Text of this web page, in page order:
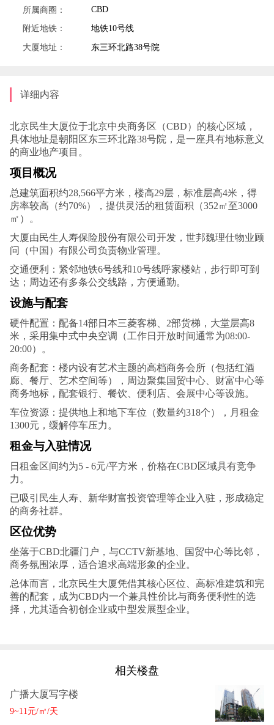
所属商圈：
CBD
附近地铁：
地铁10号线
大厦地址：
东三环北路38号院
详细内容
北京民生大厦位于北京中央商务区（CBD）的核心区域，
具体地址是朝阳区东三环北路38号院，是一座具有地标意义
的商业地产项目。‌
项目概况
总建筑面积约28,566平方米，楼高29层，标准层高4米，得
房率较高（约70%），提供灵活的租赁面积（352㎡至3000
㎡）。‌
大厦由民生人寿保险股份有限公司开发，世邦魏理仕物业顾
问（中国）有限公司负责物业管理。‌
交通便利：紧邻地铁6号线和10号线呼家楼站，步行即可到
达；周边还有多条公交线路，方便通勤。‌
设施与配套‌
硬件配置‌：配备14部日本三菱客梯、2部货梯，大堂层高8
米，采用集中式中央空调（工作日开放时间通常为08:00-
20:00）。‌
商务配套‌：楼内设有艺术主题的高档商务会所（包括红酒
廊、餐厅、艺术空间等），周边聚集国贸中心、财富中心等
商务地标，配套银行、餐饮、便利店、会展中心等设施。‌
车位资源‌：提供地上和地下车位（数量约318个），月租金
1300元，缓解停车压力。‌
租金与入驻情况
日租金区间约为5 - 6元/平方米，价格在CBD区域具有竞争
力。‌‌
已吸引民生人寿、新华财富投资管理等企业入驻，形成稳定
的商务社群。‌
区位优势‌
坐落于CBD北疆门户，与CCTV新基地、国贸中心等比邻，
商务氛围浓厚，适合追求高端形象的企业。‌
总体而言，北京民生大厦凭借其核心区位、高标准建筑和完
善的配套，成为CBD内一个兼具性价比与商务便利性的选
择，尤其适合初创企业或中型发展型企业。
相关楼盘
广播大厦写字楼
9~11元/㎡/天